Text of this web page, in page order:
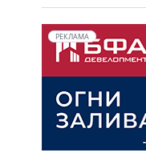
РЕКЛАМА